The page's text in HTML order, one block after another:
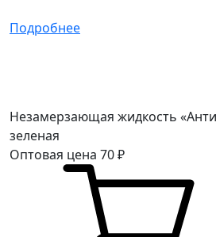
Подробнее
Незамерзающая жидкость
зеленая
Оптовая цена 70₽